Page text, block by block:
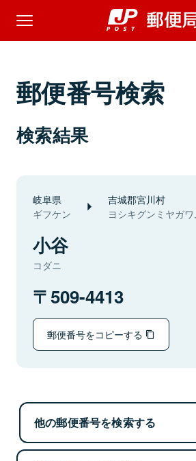
郵便番号検索
検索結果
岐阜県
ギフケン
吉城郡宮川村
ヨシキグンミヤガワ
小谷
コダニ
509-4413
郵便番号をコピーする
他の郵便番号を検索する